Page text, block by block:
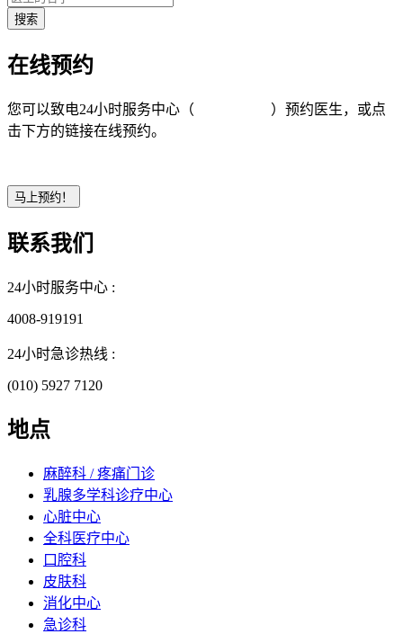
在线预约
您可以致电24小时服务中心（
）预约医生，或点
击下方的链接在线预约。
联系我们
24小时服务中心 :
4008-919191
24小时急诊热线 :
(010) 5927 7120
地点
麻醉科 / 疼痛门诊
乳腺多学科诊疗中心
心脏中心
全科医疗中心
口腔科
皮肤科
消化中心
急诊科